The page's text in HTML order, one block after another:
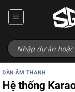
qua
dung
DÀN ÂM THANH
Hệ thống